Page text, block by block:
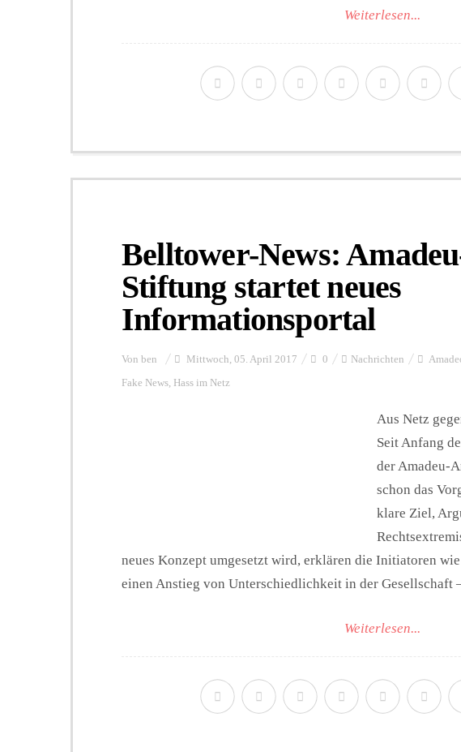
Weiterlesen...
Belltower-News:
Stiftung startet neues
Informationsportal
Von ben Mittwoch, 05. April 2017 0 Nachrichten
Fake News, Hass im Netz
Aus Netz
Seit Anfang
der Amadeu-
schon das
klare Ziel,
neues Konzept umgesetzt wird, erklären die Initiatoren
einen Anstieg von Unterschiedlichkeit in der Gesellschaft
Weiterlesen...